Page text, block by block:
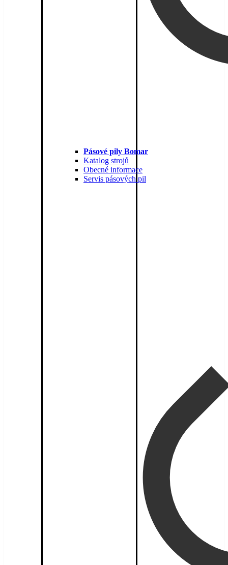
Pásové pily Bomar
Katalog strojů
Obecné informace
Servis pásových pil